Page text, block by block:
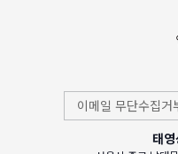
이메일 무단수집거
태